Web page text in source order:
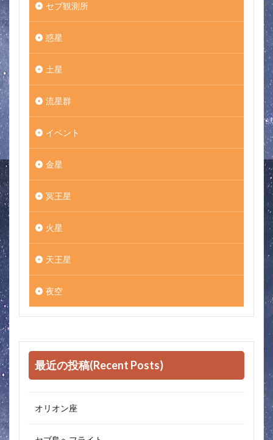
セブ観測所
惑星
土星
流星群
イベント
金星
冥王星
火星
天王星
夜空
最近の投稿(Recent Posts)
オリオン座